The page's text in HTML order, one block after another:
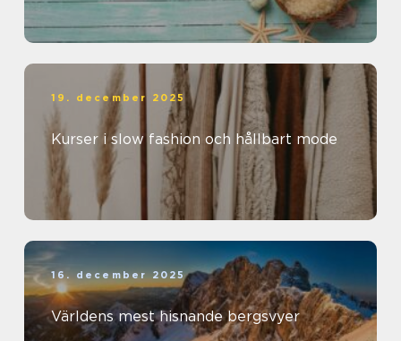
19. december 2025
Kurser i slow fashion och hållbart mode
16. december 2025
Världens mest hisnande bergsvyer